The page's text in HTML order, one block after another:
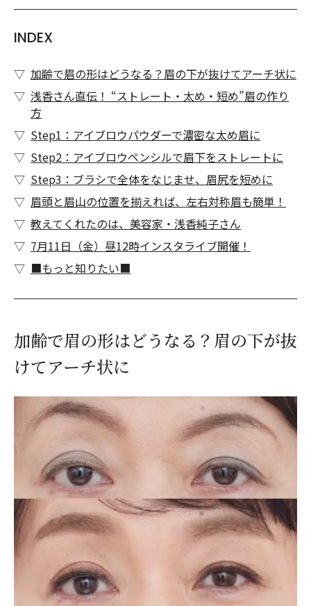
INDEX
加齢で眉の形はどうなる？眉の下が抜けてアーチ状に
浅香さん直伝！ “ストレート・太め・短め”眉の作り
方
Step1：アイブロウパウダーで濃密な太め眉に
Step2：アイブロウペンシルで眉下をストレートに
Step3：ブラシで全体をなじませ、眉尻を短めに
眉頭と眉山の位置を揃えれば、左右対称眉も簡単！
教えてくれたのは、美容家・浅香純子さん
7月11日（金）昼12時インスタライブ開催！
■もっと知りたい■
加齢で眉の形はどうなる？眉の下が抜
けてアーチ状に